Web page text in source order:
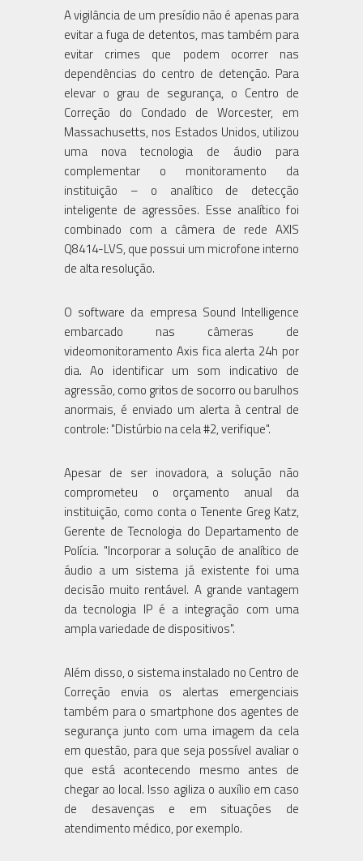
A vigilância de um presídio não é apenas para
evitar a fuga de detentos, mas também para
evitar crimes que podem ocorrer nas
dependências do centro de detenção. Para
elevar o grau de segurança, o Centro de
Correção do Condado de Worcester, em
Massachusetts, nos Estados Unidos, utilizou
uma nova tecnologia de áudio para
complementar o monitoramento da
instituição – o analítico de detecção
inteligente de agressões. Esse analítico foi
combinado com a câmera de rede AXIS
Q8414-LVS, que possui um microfone interno
de alta resolução.
O software da empresa Sound Intelligence
embarcado nas câmeras de
videomonitoramento Axis fica alerta 24h por
dia. Ao identificar um som indicativo de
agressão, como gritos de socorro ou barulhos
anormais, é enviado um alerta à central de
controle: "Distúrbio na cela #2, verifique".
Apesar de ser inovadora, a solução não
comprometeu o orçamento anual da
instituição, como conta o Tenente Greg Katz,
Gerente de Tecnologia do Departamento de
Polícia. "Incorporar a solução de analítico de
áudio a um sistema já existente foi uma
decisão muito rentável. A grande vantagem
da tecnologia IP é a integração com uma
ampla variedade de dispositivos".
Além disso, o sistema instalado no Centro de
Correção envia os alertas emergenciais
também para o smartphone dos agentes de
segurança junto com uma imagem da cela
em questão, para que seja possível avaliar o
que está acontecendo mesmo antes de
chegar ao local. Isso agiliza o auxílio em caso
de desavenças e em situações de
atendimento médico, por exemplo.